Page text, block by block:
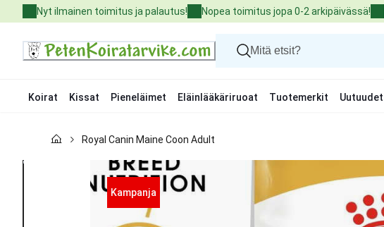
to
Nyt ilmainen toimitus ja palautus! Nopea toimitus jopa 0-2 arkipäivässä!
Koirat Kissat Pieneläimet Eläinlääkäriruoat Tuotemerkit Uutuudet
Kissat
Eläinlääkäriruoat
Royal Canin Maine Coon Adult
Kampanja